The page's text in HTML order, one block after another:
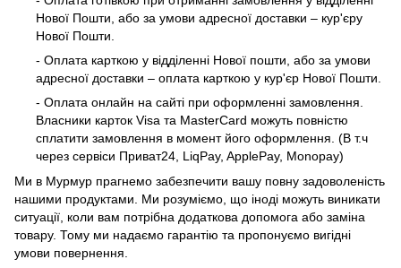
Нової Пошти, або за умови адресної доставки – кур'єру
Нової Пошти.
- Оплата карткою у відділенні Нової пошти, або за умови
адресної доставки – оплата карткою у кур'єр Нової Пошти.
- Оплата онлайн на сайті при оформленні замовлення.
Власники карток Visa та MasterCard можуть повністю
сплатити замовлення в момент його оформлення. (В т.ч
через сервіси Приват24, LiqPay, ApplePay, Monopay)
Ми в Мурмур прагнемо забезпечити вашу повну задоволеність
нашими продуктами. Ми розуміємо, що іноді можуть виникати
ситуації, коли вам потрібна додаткова допомога або заміна
товару. Тому ми надаємо гарантію та пропонуємо вигідні
умови повернення.